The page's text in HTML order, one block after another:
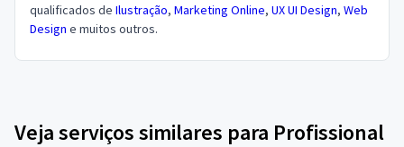
qualificados de Ilustração, Marketing Online, UX UI Design, Web
Design e muitos outros.
Veja serviços similares para Profissional